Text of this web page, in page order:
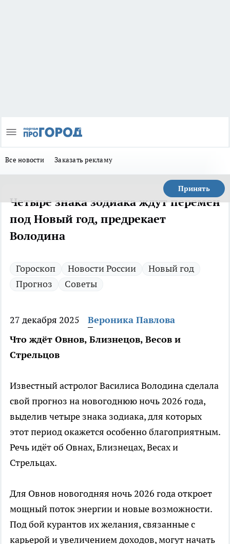
Все новости Заказать рекламу
Принять
Четыре знака зодиака ждут перемен
под Новый год, предрекает
Володина
Гороскоп Новости России
Новый год
Прогноз
Советы
27 декабря 2025
Вероника Павлова
Что ждёт Овнов, Близнецов, Весов и
Стрельцов
Известный астролог Василиса Володина сделала
свой прогноз на новогоднюю ночь 2026 года,
выделив четыре знака зодиака, для которых
этот период окажется особенно благоприятным.
Речь идёт об Овнах, Близнецах, Весах и
Стрельцах.
Для Овнов новогодняя ночь 2026 года откроет
мощный поток энергии и новые возможности.
Под бой курантов их желания, связанные с
карьерой и увеличением доходов, могут начать